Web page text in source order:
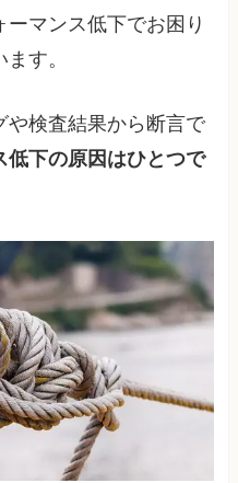
マンス低下でお困り
す。
や検査結果から断言で
低下の原因はひとつで